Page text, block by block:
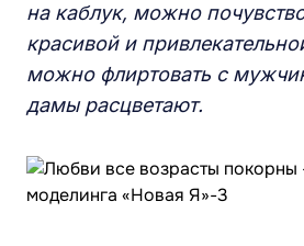
на каблук, можно
красивой и
можно флиртовать с
дамы расцветают.